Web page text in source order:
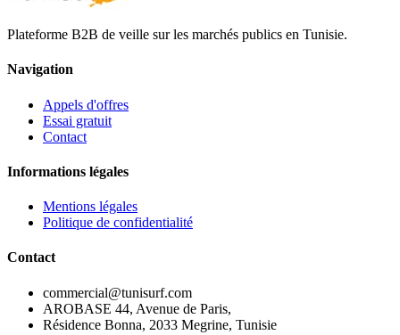
Plateforme B2B de veille sur les marchés publics en Tunisie.
Navigation
Appels d'offres
Essai gratuit
Contact
Informations légales
Mentions légales
Politique de confidentialité
Contact
commercial@tunisurf.com
AROBASE 44, Avenue de Paris,
Résidence Bonna, 2033 Megrine, Tunisie